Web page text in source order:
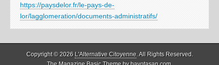
https://paysdelor.fr/le-pays-de-
lor/lagglomeration/documents-administratifs/
Copyright © 2026 L'Alternative Citoyenne. All Rights Reserved.